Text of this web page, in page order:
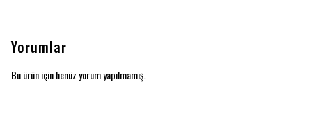
Yorumlar
Bu ürün için henüz yorum yapılmamış.